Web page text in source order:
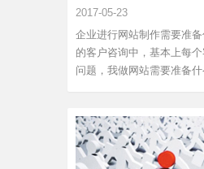
2017-05-23
企业进行网站制作需要准
的客户咨询中，基本上每
问题，我做网站需要准备什